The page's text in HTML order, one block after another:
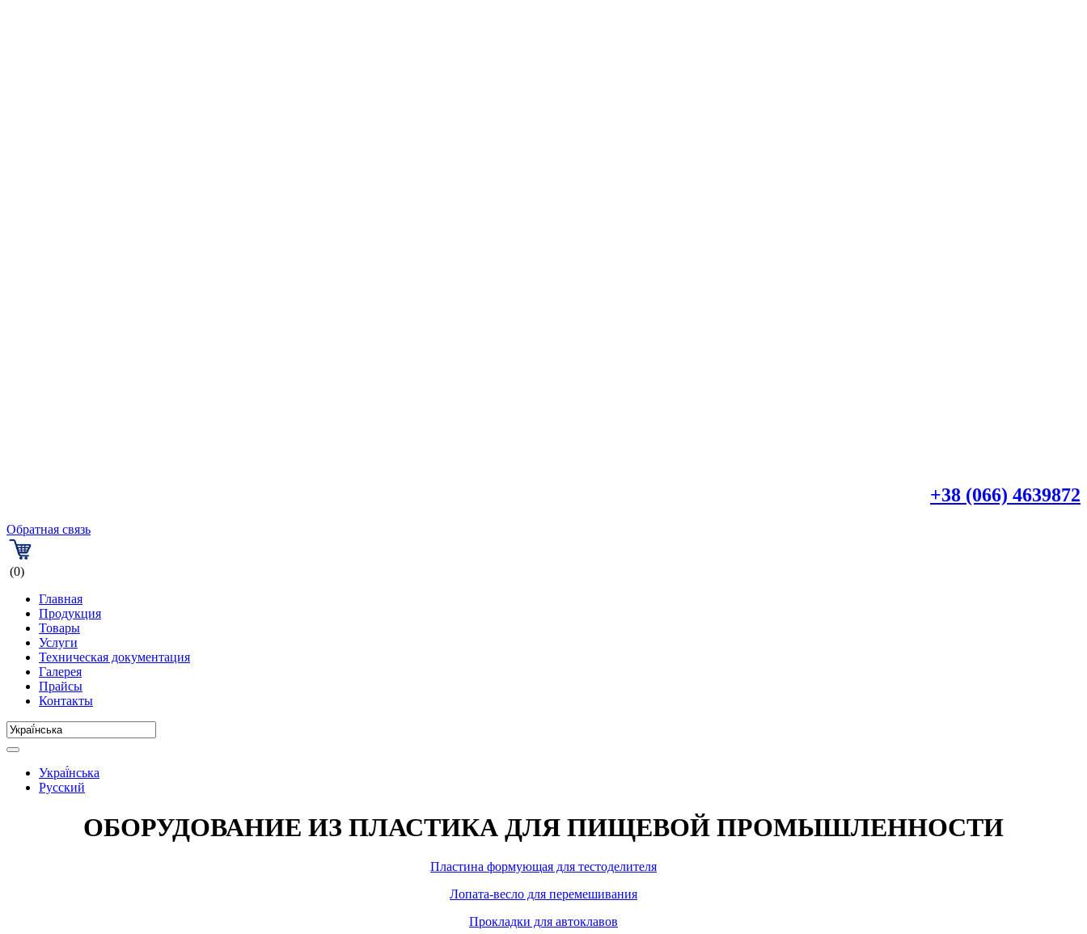
+38 (066) 4639872
Обратная связь
(0)
Главная
Продукция
Товары
Услуги
Техническая документация
Галерея
Прайсы
Контакты
Украї́нська
Русский
ОБОРУДОВАНИЕ ИЗ ПЛАСТИКА ДЛЯ ПИЩЕВОЙ ПРОМЫШЛЕННОСТИ
Пластина формующая для тестоделителя
Лопата-весло для перемешивания
Прокладки для автоклавов